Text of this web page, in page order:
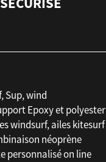
Sup, wind
Epoxy et polyester
windsurf, ailes kitesurf
néoprène
personnalisé on line